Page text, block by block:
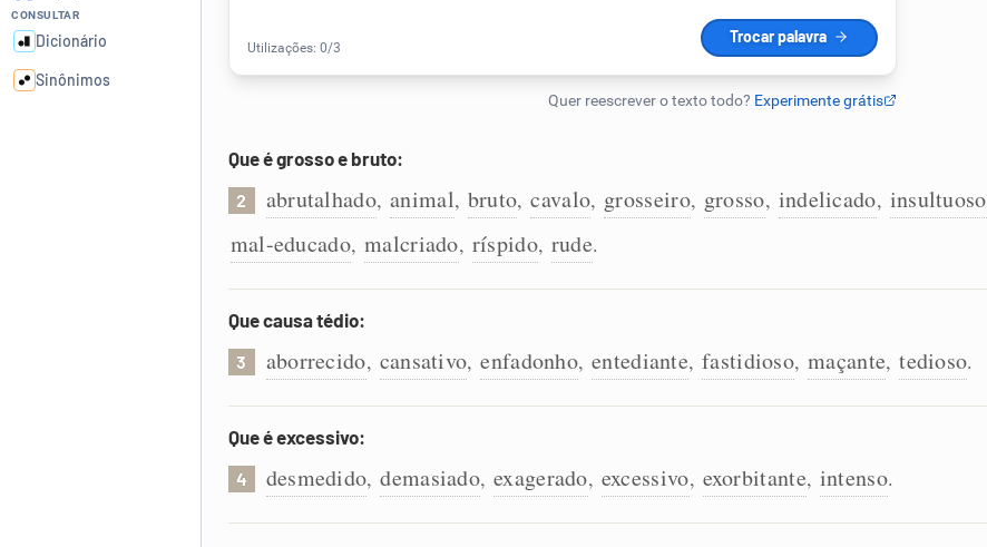
Humanizador de IA
CONSULTAR
Dicionário
Sinônimos
Que é grosso e bruto:
2 abrutalhado, animal, bruto, cavalo, grosseiro, grosso, indelicado, insultuoso
mal-educado, malcriado, ríspido, rude.
Que causa tédio:
3 aborrecido, cansativo, enfadonho, entediante, fastidioso, maçante, tedioso.
Que é excessivo:
4 desmedido, demasiado, exagerado, excessivo, exorbitante, intenso.